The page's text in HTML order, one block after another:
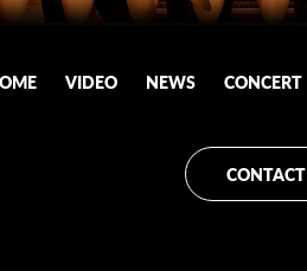
VIDEO NEWS CONCERT
CONTACT